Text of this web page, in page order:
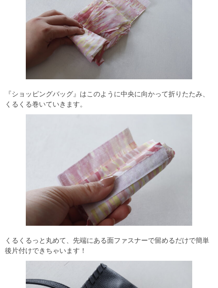
『ショッピングバッグ』はこのように中央に向かって折りたたみ、
くるくる巻いていきます。
くるくるっと丸めて、先端にある面ファスナーで留めるだけで簡単
後片付けできちゃいます！